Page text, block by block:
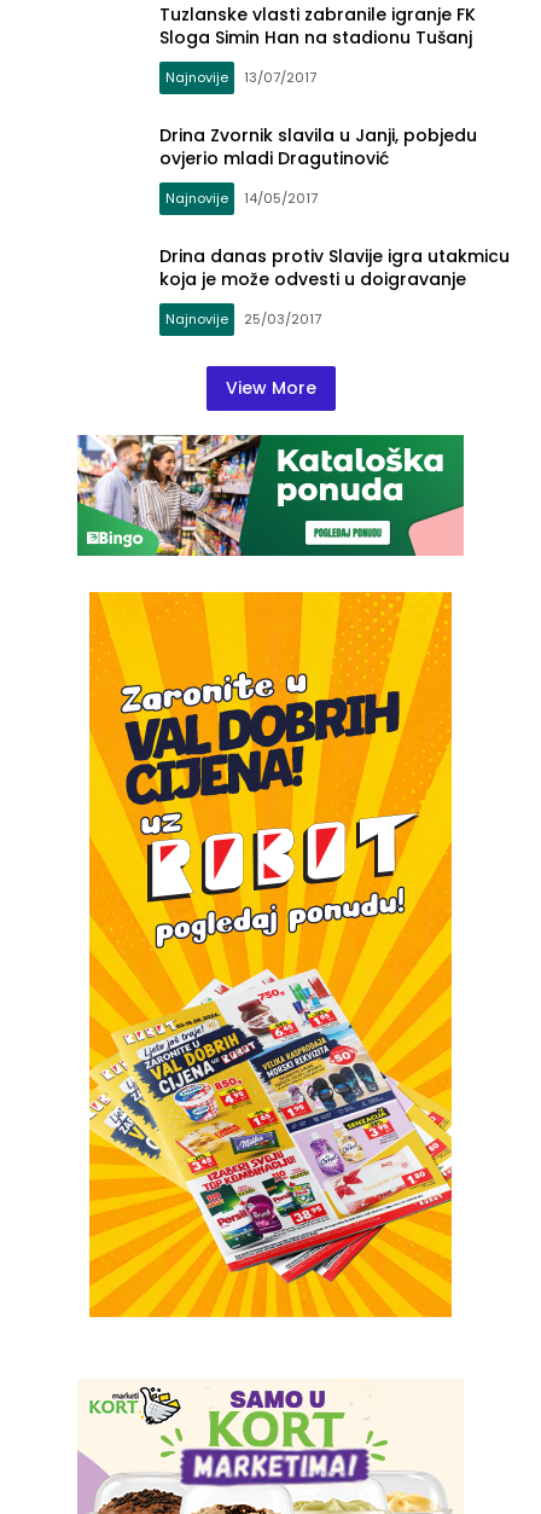
Tuzlanske vlasti zabranile igranje FK
Sloga Simin Han na stadionu Tušanj
Najnovije 13/07/2017
Drina Zvornik slavila u Janji, pobjedu
ovjerio mladi Dragutinović
Najnovije 14/05/2017
Drina danas protiv Slavije igra utakmicu
koja je može odvesti u doigravanje
Najnovije 25/03/2017
View More